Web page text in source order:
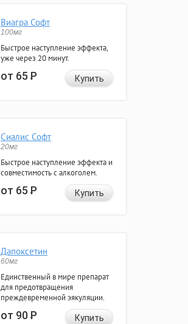
Виагра Софт
100мг
Быстрое наступление эффекта,
уже через 20 минут.
от 65Р Купить
Сиалис Софт
20мг
Быстрое наступление эффекта и
совместимость с алкоголем.
от 65Р Купить
Дапоксетин
60мг
Единственный в мире препарат
для предотвращения
преждевременной эякуляции.
от 90Р Купить